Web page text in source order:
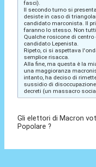
fasci).
Il secondo turno si
desiste in caso di
candidato marconista. Il
faranno lo stesso. Non
Qualche rosicone di
candidato Lepenista.
Ripeto, ci si aspettava
semplice risacca.
Alla fine, ma questa è la
una maggioranza
intanto, ha deciso di
sussidio di
decreti (un massacro
Gli elettori di Macron
Popolare ?